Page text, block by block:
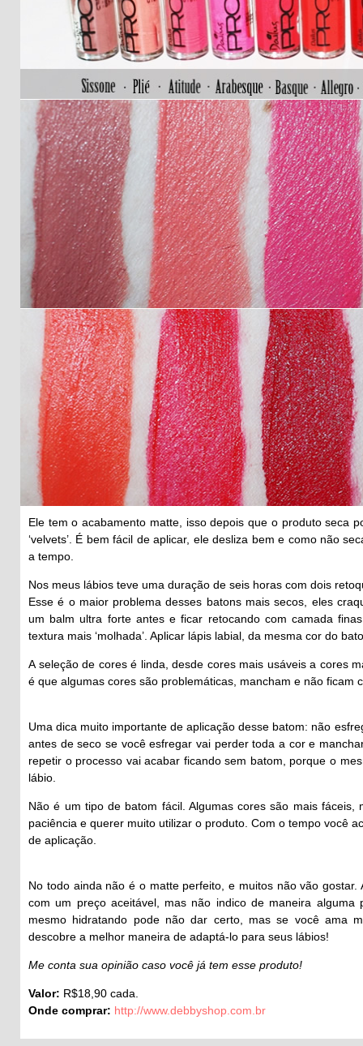
Ele tem o acabamento matte, isso depois que o produto seca
‘velvets’. É bem fácil de aplicar, ele desliza bem e como não
a tempo.
Nos meus lábios teve uma duração de seis horas com dois
Esse é o maior problema desses batons mais secos, eles
um balm ultra forte antes e ficar retocando com camada
textura mais ‘molhada’. Aplicar lápis labial, da mesma cor do
A seleção de cores é linda, desde cores mais usáveis a cores
é que algumas cores são problemáticas, mancham e não ficam
Uma dica muito importante de aplicação desse batom: não
antes de seco se você esfregar vai perder toda a cor e
repetir o processo vai acabar ficando sem batom, porque o
lábio.
Não é um tipo de batom fácil. Algumas cores são mais
paciência e querer muito utilizar o produto. Com o tempo você
de aplicação.
No todo ainda não é o matte perfeito, e muitos não vão
com um preço aceitável, mas não indico de maneira
mesmo hidratando pode não dar certo, mas se você ama
descobre a melhor maneira de adaptá-lo para seus lábios!
Me conta sua opinião caso você já tem esse produto!
Valor: R$18,90 cada.
Onde comprar: http://www.debbyshop.com.br